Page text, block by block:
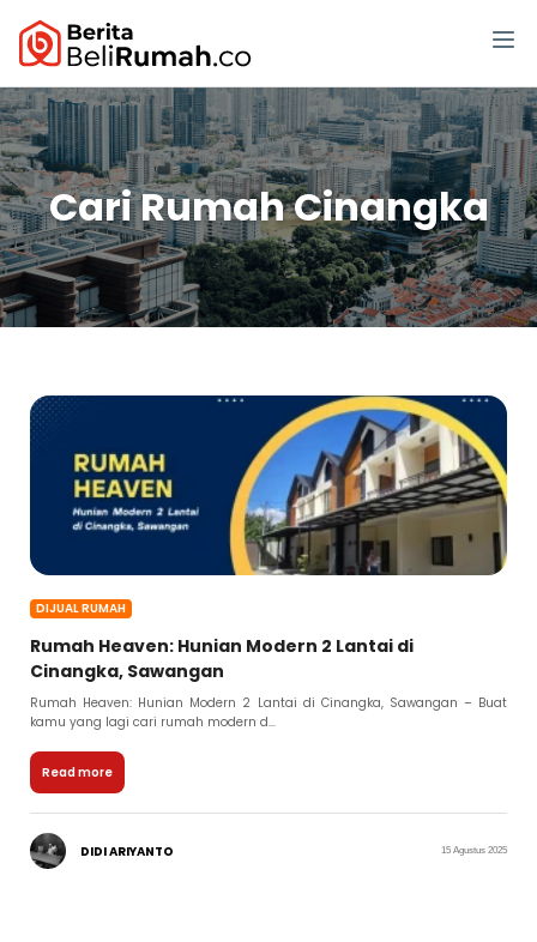
Cari Rumah Cinangka
DIJUAL RUMAH
Rumah Heaven: Hunian Modern 2 Lantai di
Cinangka, Sawangan
Rumah Heaven: Hunian Modern 2 Lantai di Cinangka, Sawangan – Buat
kamu yang lagi cari rumah modern d...
Read more
DIDI ARIYANTO 15 Agustus 2025